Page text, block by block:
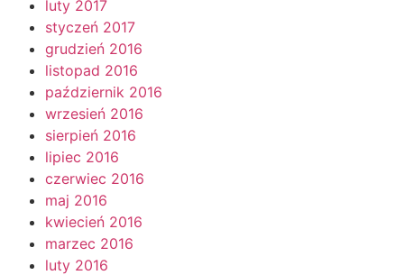
luty 2017
styczeń 2017
grudzień 2016
listopad 2016
październik 2016
wrzesień 2016
sierpień 2016
lipiec 2016
czerwiec 2016
maj 2016
kwiecień 2016
marzec 2016
luty 2016